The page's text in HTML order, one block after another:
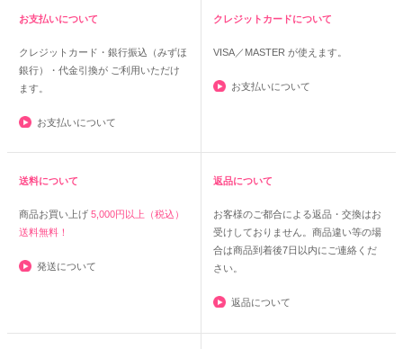
お支払いについて
クレジットカード・銀行振込（みずほ
銀行）・代金引換が ご利用いただけ
ます。
お支払いについて
クレジットカードについて
VISA／MASTER が使えます。
お支払いについて
送料について
商品お買い上げ 5,000円以上（税込）
送料無料！
発送について
返品について
お客様のご都合による返品・交換はお
受けしておりません。商品違い等の場
合は商品到着後7日以内にご連絡くだ
さい。
返品について